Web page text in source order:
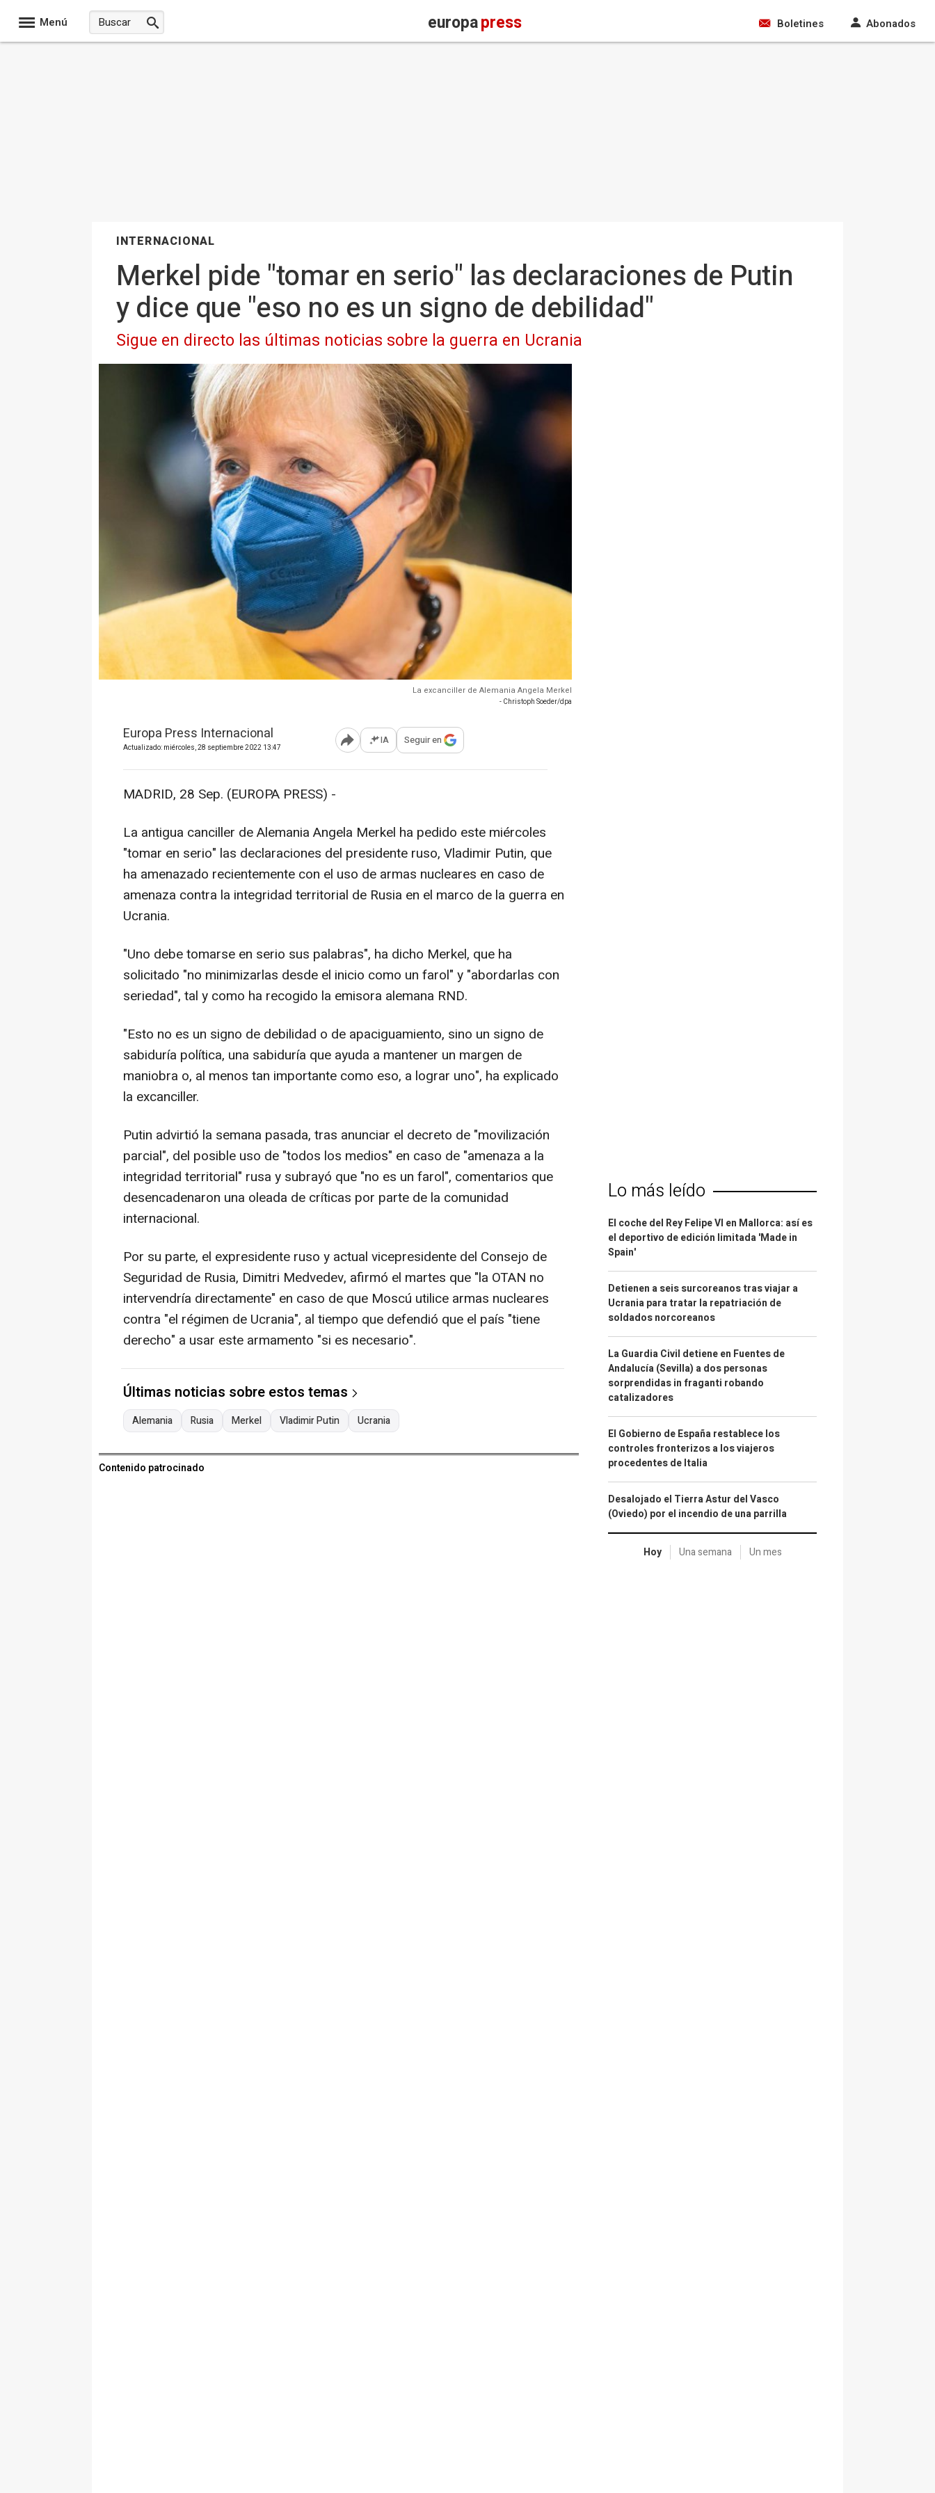
Menú europapress Boletines Abonados
INTERNACIONAL
Merkel pide "tomar en serio" las declaraciones de Putin
y dice que "eso no es un signo de debilidad"
Sigue en directo las últimas noticias sobre la guerra en Ucrania
La excanciller de Alemania Angela Merkel
- Christoph Soeder/dpa
Europa Press Internacional
Actualizado: miércoles, 28 septiembre 2022 13:47 Abrir opciones para compartir
IA Seguir en
MADRID, 28 Sep. (EUROPA PRESS) -
La antigua canciller de Alemania Angela Merkel ha pedido este miércoles
"tomar en serio" las declaraciones del presidente ruso, Vladimir Putin, que
ha amenazado recientemente con el uso de armas nucleares en caso de
amenaza contra la integridad territorial de Rusia en el marco de la guerra en
Ucrania.
"Uno debe tomarse en serio sus palabras", ha dicho Merkel, que ha
solicitado "no minimizarlas desde el inicio como un farol" y "abordarlas con
seriedad", tal y como ha recogido la emisora alemana RND.
"Esto no es un signo de debilidad o de apaciguamiento, sino un signo de
sabiduría política, una sabiduría que ayuda a mantener un margen de
maniobra o, al menos tan importante como eso, a lograr uno", ha explicado
la excanciller.
Putin advirtió la semana pasada, tras anunciar el decreto de "movilización
parcial", del posible uso de "todos los medios" en caso de "amenaza a la
integridad territorial" rusa y subrayó que "no es un farol", comentarios que
desencadenaron una oleada de críticas por parte de la comunidad
internacional.
Por su parte, el expresidente ruso y actual vicepresidente del Consejo de
Seguridad de Rusia, Dimitri Medvedev, afirmó el martes que "la OTAN no
intervendría directamente" en caso de que Moscú utilice armas nucleares
contra "el régimen de Ucrania", al tiempo que defendió que el país "tiene
derecho" a usar este armamento "si es necesario".
Últimas noticias sobre estos temas
Alemania Rusia Merkel Vladimir Putin Ucrania
Contenido patrocinado
Lo más leído
El coche del Rey Felipe VI en Mallorca: así es
el deportivo de edición limitada 'Made in
Spain'
Detienen a seis surcoreanos tras viajar a
Ucrania para tratar la repatriación de
soldados norcoreanos
La Guardia Civil detiene en Fuentes de
Andalucía (Sevilla) a dos personas
sorprendidas in fraganti robando
catalizadores
El Gobierno de España restablece los
controles fronterizos a los viajeros
procedentes de Italia
Desalojado el Tierra Astur del Vasco
(Oviedo) por el incendio de una parrilla
Hoy Una semana Un mes